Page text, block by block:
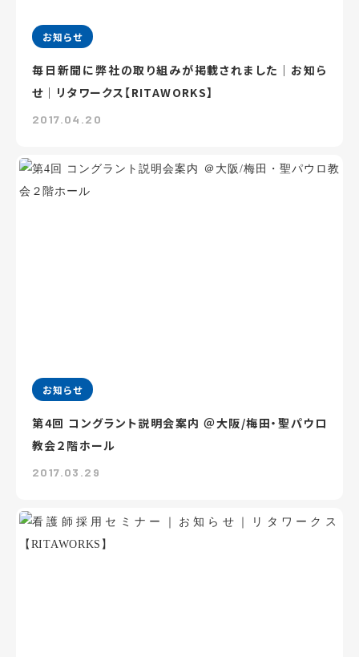
お知らせ
毎日新聞に弊社の取り組みが掲載されました｜お知ら
せ｜リタワークス【RITAWORKS】
2017.04.20
お知らせ
第4回 コングラント説明会案内 ＠大阪/梅田・聖パウロ
教会２階ホール
2017.03.29